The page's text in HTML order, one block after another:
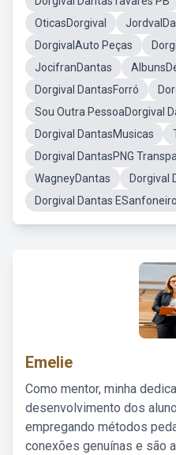
OticasDorgival
DorgivalAuto Peças
JocifranDantas
Dorgival DantasForró
Sou Outra PessoaDorgival
Dorgival DantasMusicas
Dorgival DantasPNG
WagneyDantas
Dorgival
Dorgival Dantas
Emelie
Como mentor, minha
desenvolvimento dos
empregando métodos
conexões genuínas e são